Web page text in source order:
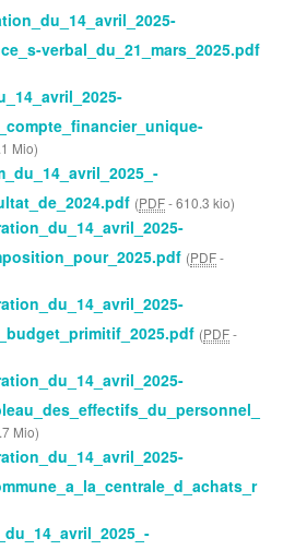
verbal_du_21_mars_2025.pdf
Mio)
(PDF-610.3 kio)
(PDF-
(PDF-
Mio)